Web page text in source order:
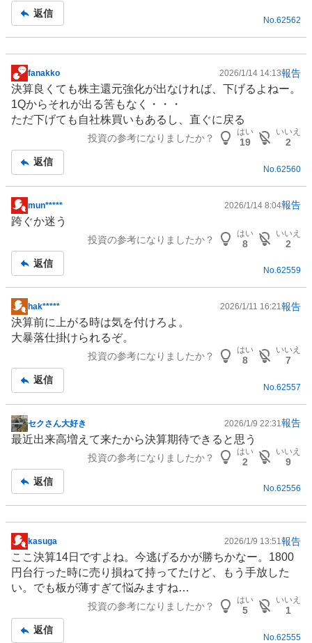
返信
No.62562
掲
示
板
記
fanakko 2026/1/14 14:13報告
決算良くても株主還元強化が出なければ、下げるよねー。
1Qからそれが出る筈もなく・・・
ただ下げても自社株買いもあるし、直ぐに戻る
投資の参考になりましたか？
はい
19
いいえ
2
返信
No. 62560
掲
示
事
mun***** 2026/1/14 8:04報告
跨ぐか迷う
投資の参考になりましたか？
はい
8
いいえ
2
返信
No.62559
掲
示
板
hak***** 2026/1/11 16:21報告
決算前に上がる時は気を付けろよ。
大暴落仕掛けられるぞ。
投資の参考になりましたか？
はい
8
いいえ
7
返信
No. 62557
掲
示
事
セクさん大好き 2026/1/9 22:31 報告
最近出来高増えて来たから決算期待できると思う
投資の参考になりましたか？
はい
2
いいえ
9
返信
No.62556
掲
示
板
記
kasuga 2026/1/9 13:51報告
ここ決算14日ですよね。今逃げるかが勝ちかなー。1800
円台行った時に売り損ねて持ってたけど、もう手放した
い。でも板が薄すぎて悩みますね…
投資の参考になりましたか？
はい
5
いいえ
1
返信
No. 62555